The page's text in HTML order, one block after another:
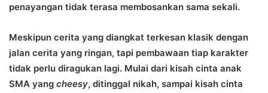
penayangan tidak terasa membosankan sama sekali.
Meskipun cerita yang diangkat terkesan klasik dengan
jalan cerita yang ringan, tapi pembawaan tiap karakter
tidak perlu diragukan lagi. Mulai dari kisah cinta anak
SMA yang cheesy, ditinggal nikah, sampai kisah cinta